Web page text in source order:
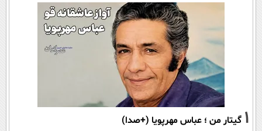
1 گیتار من ؛ عباس مهرپویا (+صدا)